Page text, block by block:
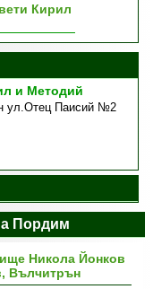
Кирил
и Методий
ул.Отец Паисий №2
Пордим
Никола Йонков
Вълчитрън